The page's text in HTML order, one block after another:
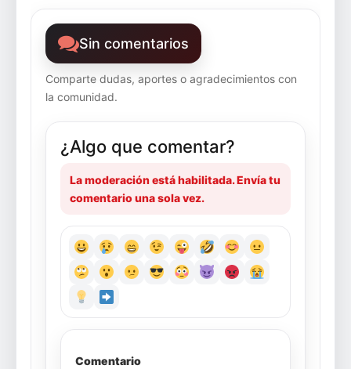
Sin comentarios
Comparte dudas, aportes o agradecimientos con
la comunidad.
¿Algo que comentar?
La moderación está habilitada. Envía tu
comentario una sola vez.
Comentario